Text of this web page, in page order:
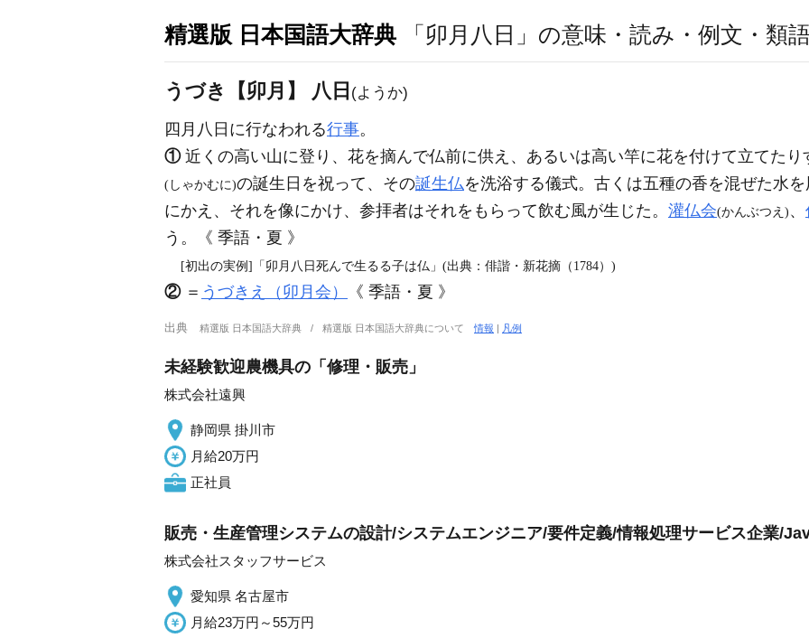
精選版 日本国語大辞典 「卯月八日」の意味・読み・例文・類
うづき【卯月】 八日 (ようか)
四月八日に行なわれる行事。
①近くの高い山に登り、花を摘んで仏前に供え、あるいは高い竿に花を付けて立てたり
(しゃかむに)の誕生日を祝って、その誕生仏を洗浴する儀式。古くは五種の香を混ぜた水
にかえ、それを像にかけ、参拝者はそれをもらって飲む風が生じた。 灌仏会(かんぶつえ)、
う。《 季語・夏 》
[初出の実例]「卯月八日死んで生るる子は仏」(出典：俳諧・新花摘（1784）)
②＝ うづきえ（卯月会） 《 季語・夏 》
出典 精選版 日本国語大辞典 精選版 日本国語大辞典について情報 | 凡例
未経験歓迎農機具の「修理・販売」
株式会社遠興
静岡県 掛川市
月給20万円
正社員
販売・生産管理システムの設計/システムエンジニア/要件定義/情報処理サービス企業/
株式会社スタッフサービス
愛知県 名古屋市
月給23万円～55万円